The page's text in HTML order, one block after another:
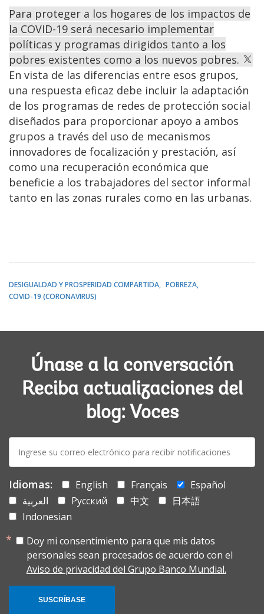
Para proteger a los hogares de los impactos de
la COVID-19 será necesario implementar
políticas y programas dirigidos tanto a los
pobres existentes como a los nuevos pobres.
En vista de las diferencias entre esos grupos,
una respuesta eficaz debe incluir la adaptación
de los programas de redes de protección social
diseñados para proporcionar apoyo a ambos
grupos a través del uso de mecanismos
innovadores de focalización y prestación, así
como una recuperación económica que
beneficie a los trabajadores del sector informal
tanto en las zonas rurales como en las urbanas.
DESIGUALDAD Y PROSPERIDAD COMPARTIDA
POBREZA
COVID-19 (CORONAVIRUS)
Únase a la conversación
Reciba actualizaciones del
blog: Voces
mail:
Idiomas: English Français
Español
العربية
Русский 中文
日本語
Indonesian
Doy mi consentimiento para que mis datos
personales sean procesados de acuerdo con el
Aviso de privacidad del Grupo Banco Mundial.
SUSCRÍBASE